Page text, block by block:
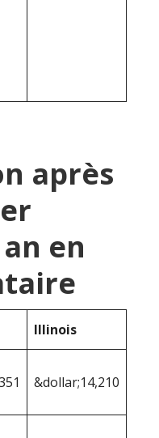
après
en
Illinois
&dollar;14,210